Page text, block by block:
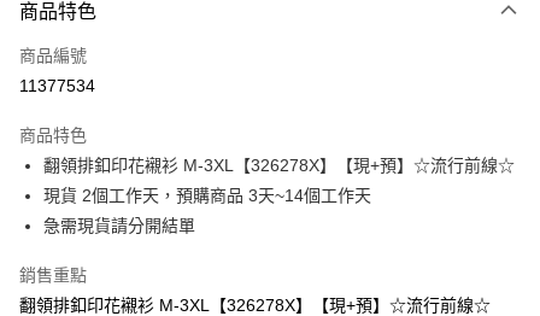
信用卡一次付款
超商取貨付款
Apple Pay
街口支付
Google Pay
商品特色
商品編號
11377534
商品特色
翻領排釦印花襯衫 M-3XL【326278X】【現+預】☆流行前線☆
現貨 2個工作天，預購商品 3天~14個工作天
急需現貨請分開結單
銷售重點
翻領排釦印花襯衫 M-3XL【326278X】【現+預】☆流行前線☆